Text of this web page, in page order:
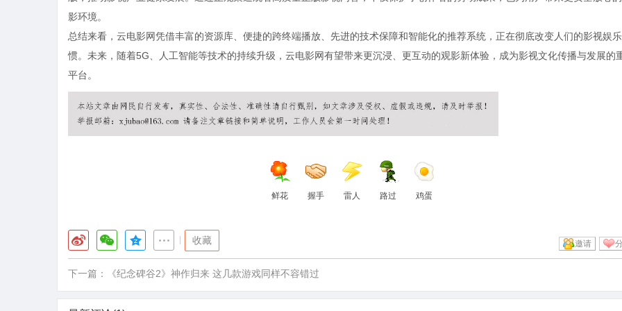
影环境。
总结来看，云电影网凭借丰富的资源库、便捷的跨终端播放、先进的技术保障和智能化的推荐系统，正在彻底改变人们的影视娱
惯。未来，随着5G、人工智能等技术的持续升级，云电影网有望带来更沉浸、更互动的观影新体验，成为影视文化传播与发展的
平台。
鲜花 握手 雷人 路过 鸡蛋
收藏 邀请
下一篇： 《纪念碑谷2》神作归来 这几款游戏同样不容错过